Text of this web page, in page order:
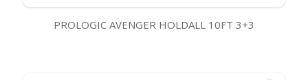
PROLOGIC AVENGER HOLDALL 10FT 3+3